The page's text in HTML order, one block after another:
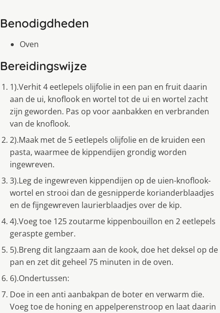
Benodigdheden
Oven
Bereidingswijze
1).Verhit 4 eetlepels olijfolie in een pan en fruit daarin
aan de ui, knoflook en wortel tot de ui en wortel zacht
zijn geworden. Pas op voor aanbakken en verbranden
van de knoflook.
2).Maak met de 5 eetlepels olijfolie en de kruiden een
pasta, waarmee de kippendijen grondig worden
ingewreven.
3).Leg de ingewreven kippendijen op de uien-knoflook-
wortel en strooi dan de gesnipperde korianderblaadjes
en de fijngewreven laurierblaadjes over de kip.
4).Voeg toe 125 zoutarme kippenbouillon en 2 eetlepels
geraspte gember.
5).Breng dit langzaam aan de kook, doe het deksel op de
pan en zet dit geheel 75 minuten in de oven.
6).Ondertussen:
Doe in een anti aanbakpan de boter en verwarm die.
Voeg toe de honing en appelperenstroop en laat daarin